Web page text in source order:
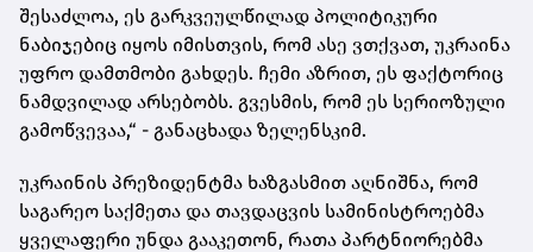
შესაძლოა, ეს გარკვეულწილად პოლიტიკური
ნაბიჯებიც იყოს იმისთვის, რომ ასე ვთქვათ, უკრაინა
უფრო დამთმობი გახდეს. ჩემი აზრით, ეს ფაქტორიც
ნამდვილად არსებობს. გვესმის, რომ ეს სერიოზული
გამოწვევაა,“ - განაცხადა ზელენსკიმ.
უკრაინის პრეზიდენტმა ხაზგასმით აღნიშნა, რომ
საგარეო საქმეთა და თავდაცვის სამინისტროებმა
ყველაფერი უნდა გააკეთონ, რათა პარტნიორებმა